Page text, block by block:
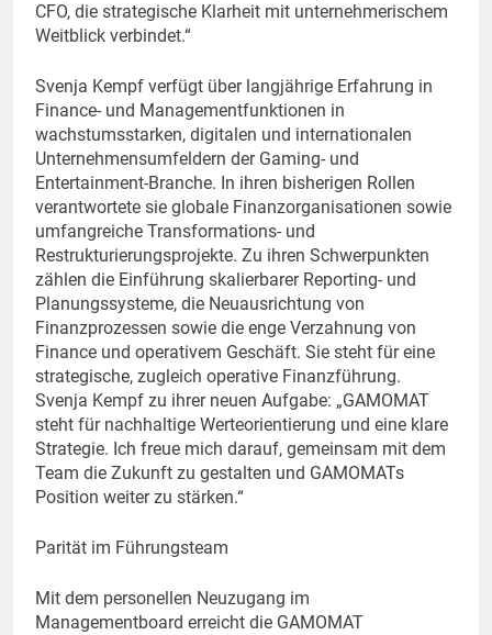
CFO, die strategische Klarheit mit unternehmerischem
Weitblick verbindet.“
Svenja Kempf verfügt über langjährige Erfahrung in
Finance- und Managementfunktionen in
wachstumsstarken, digitalen und internationalen
Unternehmensumfeldern der Gaming- und
Entertainment-Branche. In ihren bisherigen Rollen
verantwortete sie globale Finanzorganisationen sowie
umfangreiche Transformations- und
Restrukturierungsprojekte. Zu ihren Schwerpunkten
zählen die Einführung skalierbarer Reporting- und
Planungssysteme, die Neuausrichtung von
Finanzprozessen sowie die enge Verzahnung von
Finance und operativem Geschäft. Sie steht für eine
strategische, zugleich operative Finanzführung.
Svenja Kempf zu ihrer neuen Aufgabe: „GAMOMAT
steht für nachhaltige Werteorientierung und eine klare
Strategie. Ich freue mich darauf, gemeinsam mit dem
Team die Zukunft zu gestalten und GAMOMATs
Position weiter zu stärken.“
Parität im Führungsteam
Mit dem personellen Neuzugang im
Managementboard erreicht die GAMOMAT